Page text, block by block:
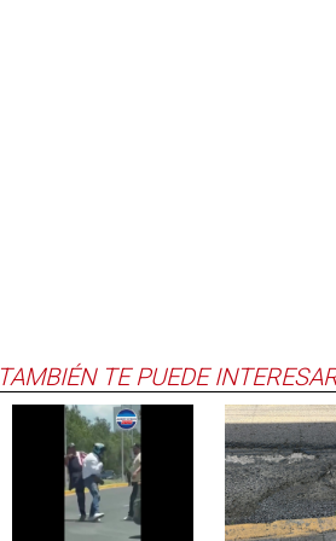
TAMBIÉN TE PUEDE